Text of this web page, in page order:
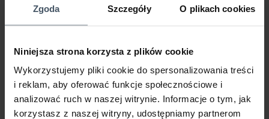
Zgoda Szczegóły O plikach cookies
Niniejsza strona korzysta z plików cookie
Wykorzystujemy pliki cookie do spersonalizowania treści
i reklam, aby oferować funkcje społecznościowe i
analizować ruch w naszej witrynie. Informacje o tym, jak
korzystasz z naszej witryny, udostępniamy partnerom